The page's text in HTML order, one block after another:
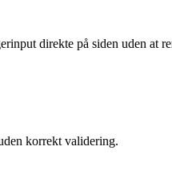
direkte på siden uden at
korrekt validering.